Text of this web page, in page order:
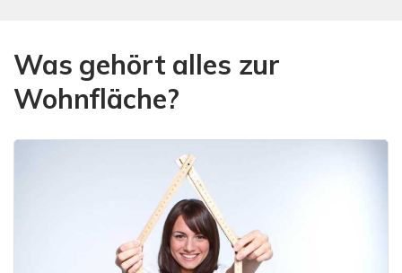
Was gehört alles zur
Wohnfläche?